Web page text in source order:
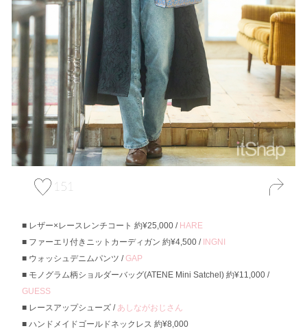
151
レザー×レースレンチコート 約¥25,000 / HARE
ファーエリ付きニットカーディガン 約¥4,500 / INGNI
ウォッシュデニムパンツ /GAP
モノグラム柄ショルダーバッグ(ATENE Mini Satchel) 約¥11,000 /
GUESS
レースアップシューズ / あしながおじさん
ハンドメイドゴールドネックレス 約¥8,000